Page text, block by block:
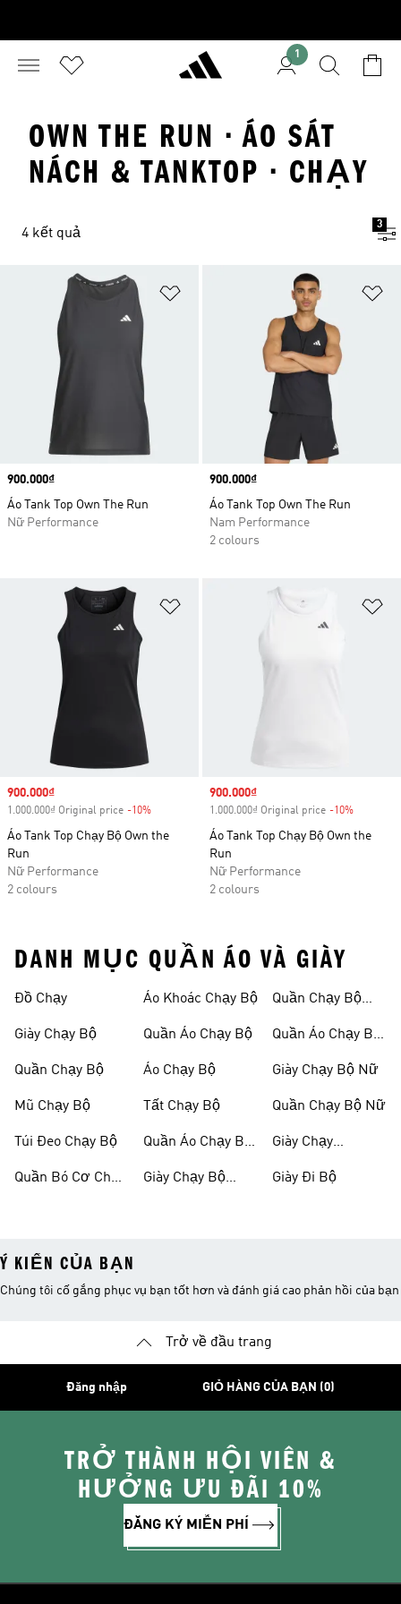
1
OWN THE RUN · ÁO SÁT
NÁCH & TANKTOP · CHẠY
4 kết quả
3
Price
900.000₫
Áo Tank Top Own The Run
Nữ Performance
Price
900.000₫
Áo Tank Top Own The Run
Nam Performance
2 colours
Sale price
900.000₫
1.000.000₫ Original price -10%
Áo Tank Top Chạy Bộ Own the
Run
Nữ Performance
2 colours
Sale price
900.000₫
1.000.000₫ Original price -10%
Áo Tank Top Chạy Bộ Own the
Run
Nữ Performance
2 colours
DANH MỤC QUẦN ÁO VÀ GIÀY
Đồ Chạy
Giày Chạy Bộ
Quần Chạy Bộ
Mũ Chạy Bộ
Túi Đeo Chạy Bộ
Quần Bó Cơ Chạy
Áo Khoác Chạy Bộ
Quần Áo Chạy Bộ
Áo Chạy Bộ
Tất Chạy Bộ
Quần Áo Chạy Bộ
Giày Chạy Bộ
Quần Chạy Bộ
Quần Áo Chạy Bộ
Giày Chạy Bộ Nữ
Quần Chạy Bộ Nữ
Giày Chạy
Giày Đi Bộ
Ý KIẾN CỦA BẠN
Chúng tôi cố gắng phục vụ bạn tốt hơn và đánh giá cao phản hồi của bạn
Trở về đầu trang
Đăng nhập GIỎ HÀNG CỦA BẠN (0)
TRỞ THÀNH HỘI VIÊN &
HƯỞNG ƯU ĐÃI 10%
ĐĂNG KÝ MIỄN PHÍ